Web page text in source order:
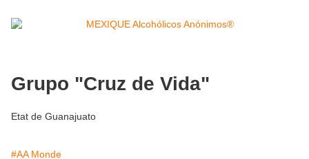
Grupo "Cruz de Vida"
Etat de Guanajuato
#AA Monde